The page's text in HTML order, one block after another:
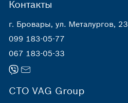
Контакты
г. Бровары, ул. Металургов, 23
099 183-05-77
067 183-05-33
СТО VAG Group